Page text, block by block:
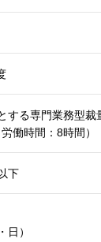
する専門業務型裁
働時間：8時間）
下
日）